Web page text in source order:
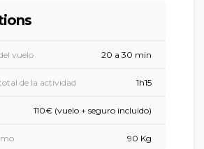
vuelo 20 a 30 min
de la actividad 1h15
110€ (vuelo + seguro incluido)
90 Kg